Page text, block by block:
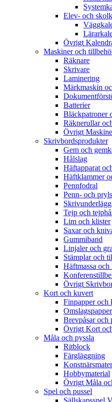
Elev- och
Övrigt
Maskiner och
Räknare
Skrivare
Laminering
Märkmaskin
Batterier
Bläckpatroner
Räknerullar
Övrigt
Skrivbordsprodukter
Gem och
Hålslag
Häftapparat
Häftklammer
Pennfodral
Penn- och
Skrivunderlägg
Tejp och
Lim och klister
Saxar och
Gummiband
Linjaler och
Stämplar och
Häftmassa och
Övrigt
Kort och kuvert
Finpapper och
Brevpåsar och
Övrigt Kort
Måla och pyssla
Ritblock
Färgläggning
Hobbymaterial
Övrigt Måla
Spel och pussel
Sällskapsspel